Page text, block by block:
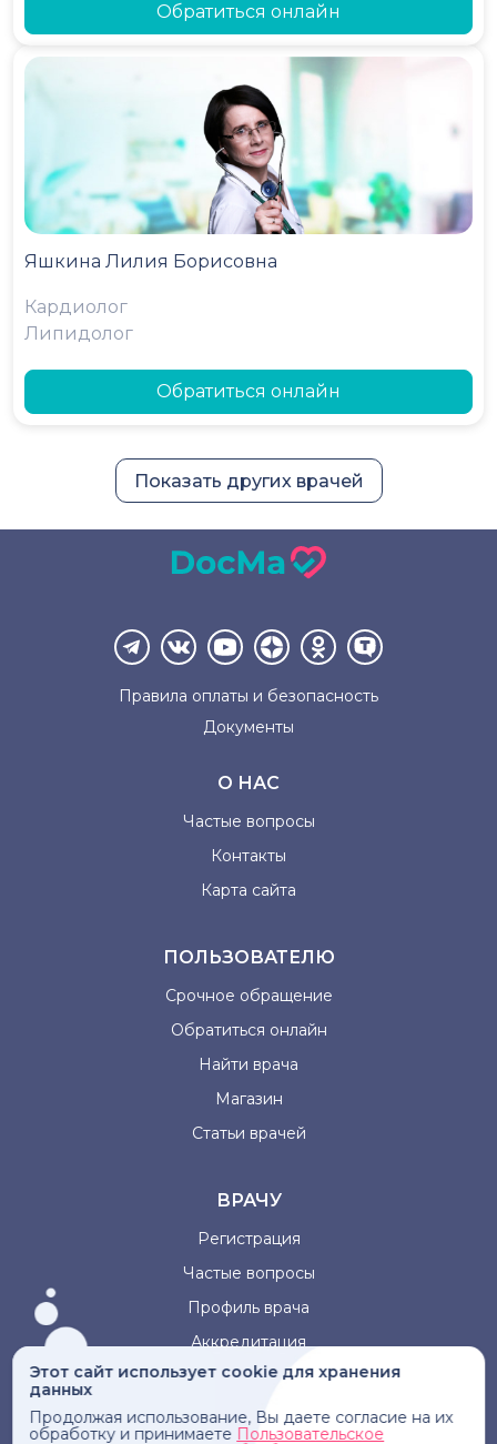
Обратиться онлайн
Яшкина Лилия Борисовна
Кардиолог
Липидолог
Обратиться онлайн
Показать других врачей
Этот сайт использует cookie для хранения
данных
Продолжая использование, Вы даете согласие на их
обработку и принимаете Пользовательское
Правила оплаты и безопасность
Документы
О НАС
Частые вопросы
Контакты
Карта сайта
ПОЛЬЗОВАТЕЛЮ
Срочное обращение
Обратиться онлайн
Найти врача
Магазин
Статьи врачей
ВРАЧУ
Регистрация
Частые вопросы
Профиль врача
Аккредитация
Информация, представленная на сайте, не может быть
использована для постановки диагноза, назначения